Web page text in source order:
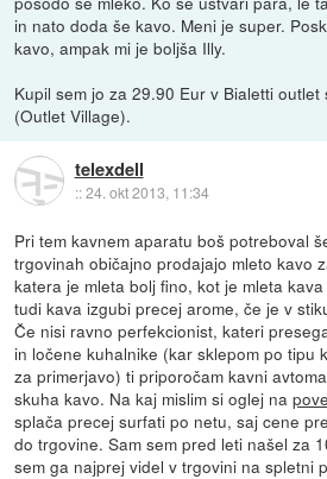
in nato doda še kavo. Meni je super.
kavo, ampak mi je boljša Illy.
Kupil sem jo za 29.90 Eur v Bialetti
(Outlet Village).
telexdell
::24. okt 2013, 11:34
Pri tem kavnem aparatu boš potreboval
trgovinah običajno prodajajo mleto kavo
katera je mleta bolj fino, kot je mleta
tudi kava izgubi precej arome, če je v
Če nisi ravno perfekcionist, kateri
in ločene kuhalnike (kar sklepom po tipu
za primerjavo) ti priporočam kavni
skuha kavo. Na kaj mislim si oglej na
splača precej surfati po netu, saj cene
do trgovine. Sam sem pred leti našel za
sem ga najprej videl v trgovini na spletni